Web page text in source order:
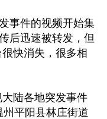
事件的视频开始集
后迅速被转发，但
快消失，很多相
陆各地突发事件
平阳县林庄街道